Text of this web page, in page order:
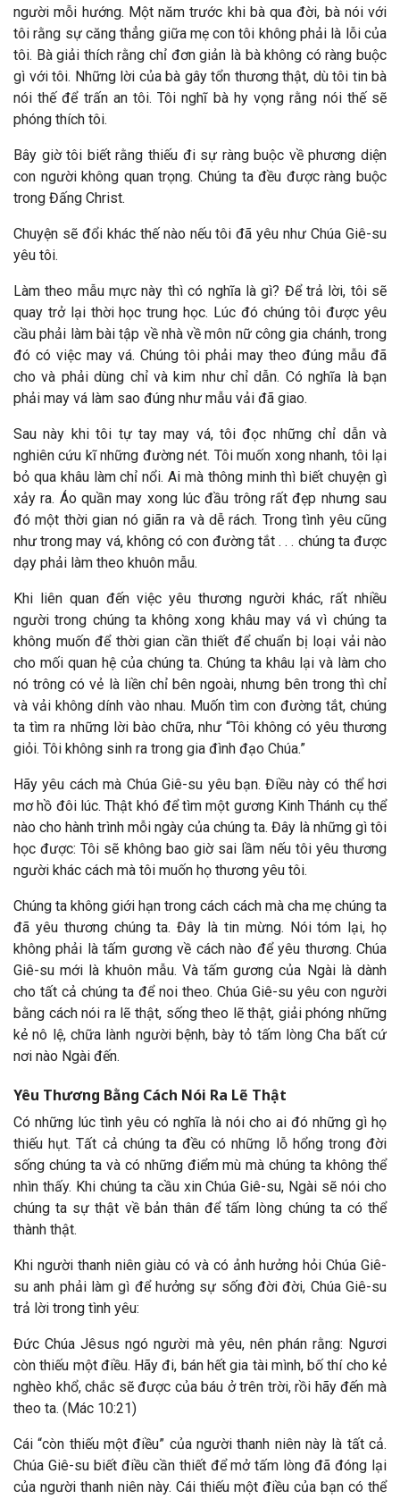
người mỗi hướng. Một năm trước khi bà qua đời, bà nói với
tôi rằng sự căng thẳng giữa mẹ con tôi không phải là lỗi của
tôi. Bà giải thích rằng chỉ đơn giản là bà không có ràng buộc
gì với tôi. Những lời của bà gây tổn thương thật, dù tôi tin bà
nói thế để trấn an tôi. Tôi nghĩ bà hy vọng rằng nói thế sẽ
phóng thích tôi.
Bây giờ tôi biết rằng thiếu đi sự ràng buộc về phương diện
con người không quan trọng. Chúng ta đều được ràng buộc
trong Đấng Christ.
Chuyện sẽ đổi khác thế nào nếu tôi đã yêu như Chúa Giê-su
yêu tôi.
Làm theo mẫu mực này thì có nghĩa là gì? Để trả lời, tôi sẽ
quay trở lại thời học trung học. Lúc đó chúng tôi được yêu
cầu phải làm bài tập về nhà về môn nữ công gia chánh, trong
đó có việc may vá. Chúng tôi phải may theo đúng mẫu đã
cho và phải dùng chỉ và kim như chỉ dẫn. Có nghĩa là bạn
phải may vá làm sao đúng như mẫu vải đã giao.
Sau này khi tôi tự tay may vá, tôi đọc những chỉ dẫn và
nghiên cứu kĩ những đường nét. Tôi muốn xong nhanh, tôi lại
bỏ qua khâu làm chỉ nổi. Ai mà thông minh thì biết chuyện gì
xảy ra. Áo quần may xong lúc đầu trông rất đẹp nhưng sau
đó một thời gian nó giãn ra và dễ rách. Trong tình yêu cũng
như trong may vá, không có con đường tắt . . . chúng ta được
dạy phải làm theo khuôn mẫu.
Khi liên quan đến việc yêu thương người khác, rất nhiều
người trong chúng ta không xong khâu may vá vì chúng ta
không muốn để thời gian cần thiết để chuẩn bị loại vải nào
cho mối quan hệ của chúng ta. Chúng ta khâu lại và làm cho
nó trông có vẻ là liền chỉ bên ngoài, nhưng bên trong thì chỉ
và vải không dính vào nhau. Muốn tìm con đường tắt, chúng
ta tìm ra những lời bào chữa, như “Tôi không có yêu thương
giỏi. Tôi không sinh ra trong gia đình đạo Chúa.”
Hãy yêu cách mà Chúa Giê-su yêu bạn. Điều này có thể hơi
mơ hồ đôi lúc. Thật khó để tìm một gương Kinh Thánh cụ thể
nào cho hành trình mỗi ngày của chúng ta. Đây là những gì tôi
học được: Tôi sẽ không bao giờ sai lầm nếu tôi yêu thương
người khác cách mà tôi muốn họ thương yêu tôi.
Chúng ta không giới hạn trong cách cách mà cha mẹ chúng ta
đã yêu thương chúng ta. Đây là tin mừng. Nói tóm lại, họ
không phải là tấm gương về cách nào để yêu thương. Chúa
Giê-su mới là khuôn mẫu. Và tấm gương của Ngài là dành
cho tất cả chúng ta để noi theo. Chúa Giê-su yêu con người
bằng cách nói ra lẽ thật, sống theo lẽ thật, giải phóng những
kẻ nô lệ, chữa lành người bệnh, bày tỏ tấm lòng Cha bất cứ
nơi nào Ngài đến.
Yêu Thương Bằng Cách Nói Ra Lẽ Thật
Có những lúc tình yêu có nghĩa là nói cho ai đó những gì họ
thiếu hụt. Tất cả chúng ta đều có những lỗ hổng trong đời
sống chúng ta và có những điểm mù mà chúng ta không thể
nhìn thấy. Khi chúng ta cầu xin Chúa Giê-su, Ngài sẽ nói cho
chúng ta sự thật về bản thân để tấm lòng chúng ta có thể
thành thật.
Khi người thanh niên giàu có và có ảnh hưởng hỏi Chúa Giê-
su anh phải làm gì để hưởng sự sống đời đời, Chúa Giê-su
trả lời trong tình yêu:
Đức Chúa Jêsus ngó người mà yêu, nên phán rằng: Ngươi
còn thiếu một điều. Hãy đi, bán hết gia tài mình, bố thí cho kẻ
nghèo khổ, chắc sẽ được của báu ở trên trời, rồi hãy đến mà
theo ta. (Mác 10:21)
Cái “còn thiếu một điều” của người thanh niên này là tất cả.
Chúa Giê-su biết điều cần thiết để mở tấm lòng đã đóng lại
của người thanh niên này. Cái thiếu một điều của bạn có thể